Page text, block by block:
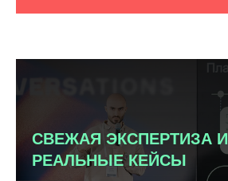
СВЕЖАЯ ЭКСПЕРТИЗА И
РЕАЛЬНЫЕ КЕЙСЫ